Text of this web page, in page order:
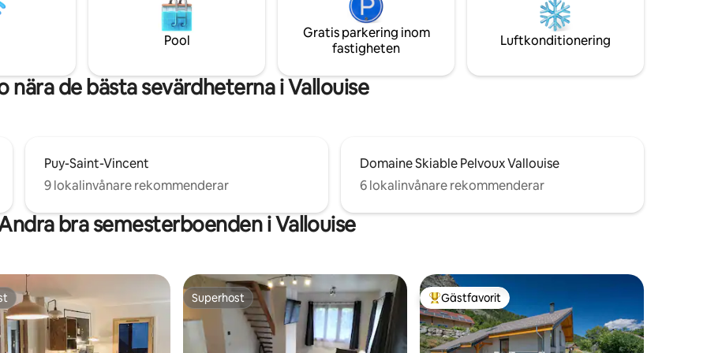
Pool
Gratis parkering inom
fastigheten
Luftkonditionering
nära de bästa sevärdheterna i Vallouise
Puy-Saint-Vincent
9 lokalinvånare rekommenderar
Domaine Skiable Pelvoux Vallouise
6 lokalinvånare rekommenderar
bra semesterboenden i Vallouise
Superhost
Superhost Populär gästfavorit
Gästfavorit